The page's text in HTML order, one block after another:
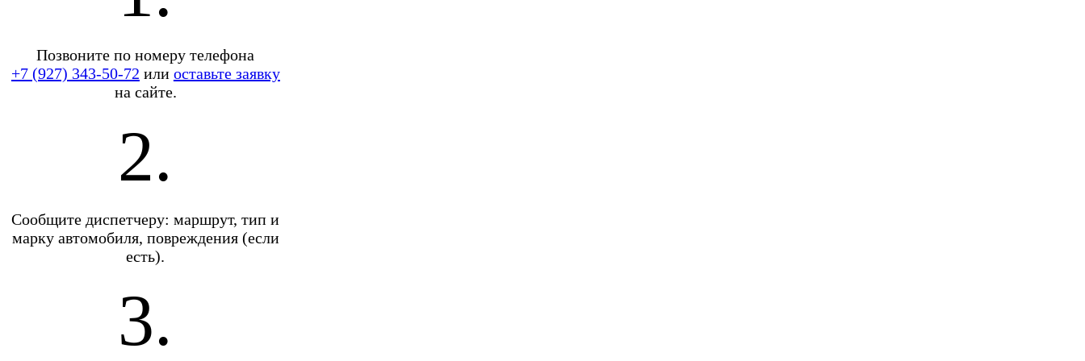
Позвоните по номеру телефона
+7 (927) 343-50-72 или оставьте заявку
на сайте.
2.
Сообщите диспетчеру: маршрут, тип и
марку автомобиля, повреждения (если
есть).
3.